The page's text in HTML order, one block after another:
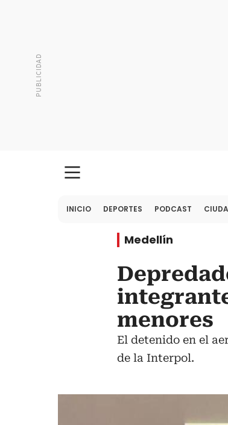
INICIO DEPORTES PODCAST
Medellín
menores
El detenido en el
de la Interpol.